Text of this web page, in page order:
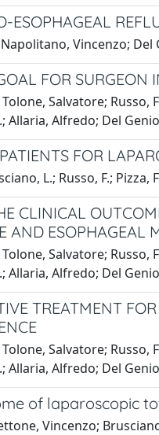
ESOPHAGEAL
Vincenzo;
FOR
Salvatore;
Alfredo; Del
FOR
L.; Russo, F.;
CLINICAL
ESOPHAGEAL
Salvatore;
Alfredo; Del
TREATMENT
Salvatore;
Alfredo; Del
of laparoscopic
Vincenzo;